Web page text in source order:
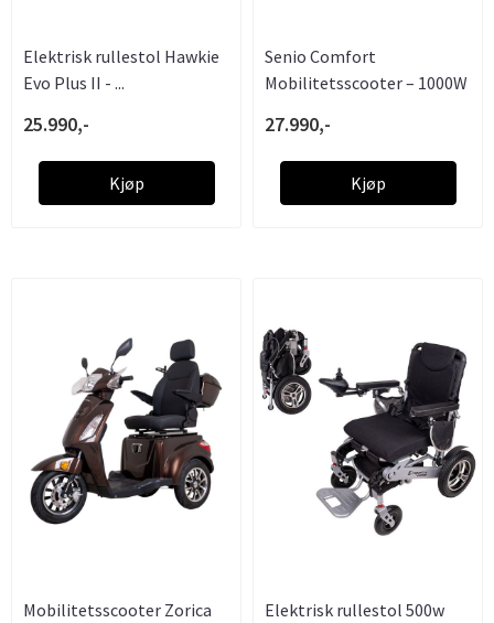
Elektrisk rullestol Hawkie
Evo Plus II - ...
25.990,-
Kjøp
Senio Comfort
Mobilitetsscooter – 1000W
27.990,-
Kjøp
Mobilitetsscooter Zorica
Elektrisk rullestol 500w